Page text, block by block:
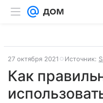
27 октября 2021 Источник:
Как